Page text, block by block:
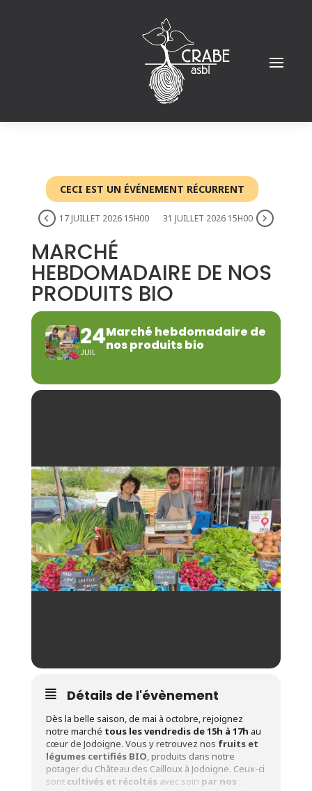
CECI EST UN ÉVÉNEMENT RÉCURRENT
17 JUILLET 2026 15H00 31 JUILLET 2026 15H00
MARCHÉ
HEBDOMADAIRE DE NOS
PRODUITS BIO
24
JUIL
Marché hebdomadaire de
nos produits bio
Détails de l'évènement
Dès la belle saison, de mai à octobre, rejoignez
notre marché tous les vendredis de 15h à 17h au
cœur de Jodoigne. Vous y retrouvez nos fruits et
légumes certifiés BIO, produits dans notre
potager du Château des Cailloux à Jodoigne. Ceux-ci
sont cultivés et récoltés avec soin par nos